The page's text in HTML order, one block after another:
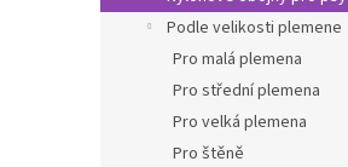
Podle velikosti plemene
Pro malá plemena
Pro střední plemena
Pro velká plemena
Pro štěně